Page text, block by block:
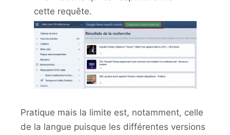
cette requête.
Pratique mais la limite est, notamment, celle
de la langue puisque les différentes versions